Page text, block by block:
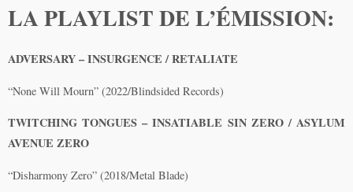
LA PLAYLIST DE L’ÉMISSION:
ADVERSARY – INSURGENCE / RETALIATE
“None Will Mourn” (2022/Blindsided Records)
TWITCHING TONGUES – INSATIABLE SIN ZERO / ASYLUM
AVENUE ZERO
“Disharmony Zero” (2018/Metal Blade)